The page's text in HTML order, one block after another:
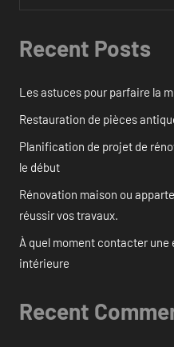
Recent Posts
Les astuces pour parfaire la
Restauration de pièces
Planification de projet de
le début
Rénovation maison ou
réussir vos travaux.
À quel moment contacter
intérieure
Recent